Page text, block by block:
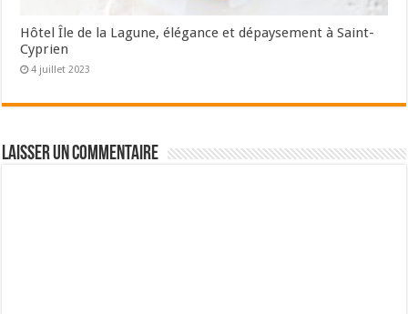
Hôtel Île de la Lagune, élégance et dépaysement à Saint-
Cyprien
4 juillet 2023
Laisser un commentaire